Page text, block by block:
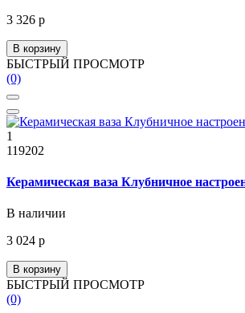
3 326 р
В корзину
БЫСТРЫЙ ПРОСМОТР
(0)
1
119202
Керамическая ваза Клубничное
В наличии
3 024 р
В корзину
БЫСТРЫЙ ПРОСМОТР
(0)